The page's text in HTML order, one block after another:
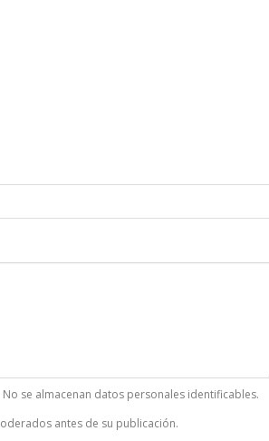
se almacenan datos personales identificables.
antes de su publicación.